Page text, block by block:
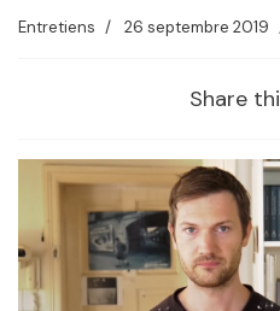
Entretiens 26 septembre 2019
Share